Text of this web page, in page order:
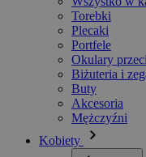
Torebki
Plecaki
Portfele
Okulary
Biżuteria i
Buty
Akcesoria
Mężczyźni
Kobiety